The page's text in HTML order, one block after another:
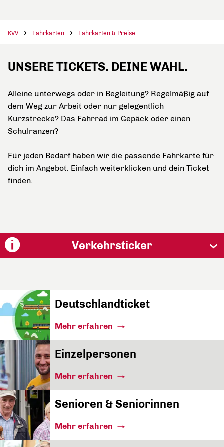
KVV Fahrkarten Fahrkarten & Preise
UNSERE TICKETS. DEINE WAHL.
Alleine unterwegs oder in Begleitung? Regelmäßig auf
dem Weg zur Arbeit oder nur gelegentlich
Kurzstrecke? Das Fahrrad im Gepäck oder einen
Schulranzen?
Für jeden Bedarf haben wir die passende Fahrkarte für
dich im Angebot. Einfach weiterklicken und dein Ticket
finden.
Verkehrsticker
Deutschlandticket
Mehr erfahren
Einzelpersonen
Mehr erfahren
Senioren & Seniorinnen
Mehr erfahren